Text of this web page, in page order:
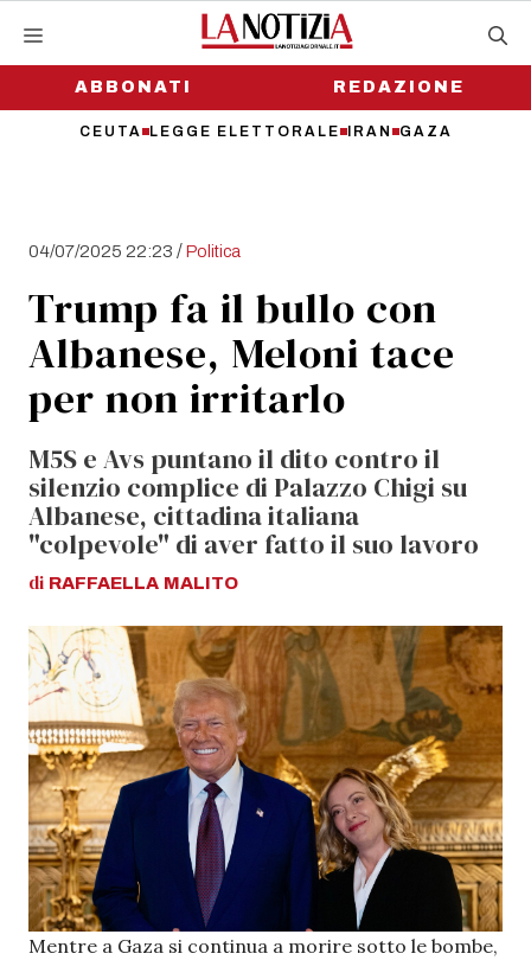
contenutoABBONATI
CEUTA LEGGE ELETTORALE IRAN GAZA
REDAZIONE
04/07/2025 22:23 /Politica
Trump fa il bullo con
Albanese, Meloni tace
per non irritarlo
M5S e Avs puntano il dito contro il
silenzio complice di Palazzo Chigi su
Albanese, cittadina italiana
"colpevole" di aver fatto il suo lavoro
di RAFFAELLA MALITO
Mentre a Gaza si continua a morire sotto le bombe,